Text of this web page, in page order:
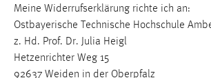
Meine Widerrufserklärung richte ich an:
Ostbayerische Technische Hochschule
z. Hd. Prof. Dr. Julia Heigl
Hetzenrichter Weg 15
92637 Weiden in der Oberpfalz
1 Jahr
Performance